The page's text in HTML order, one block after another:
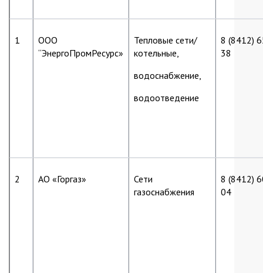
1
ООО
“ЭнергоПромРесурс»
Тепловые сети/
котельные,
водоснабжение,
водоотведение
8 (8412)
38
2 АО «Горгаз»
Сети
газоснабжения
8 (8412)
04